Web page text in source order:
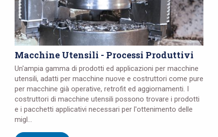
Macchine Utensili - Processi Produttivi
Un'ampia gamma di prodotti ed applicazioni per macchine
utensili, adatti per macchine nuove e costruttori come pure
per macchine già operative, retrofit ed aggiornamenti. I
costruttori di macchine utensili possono trovare i prodotti
e i pacchetti applicativi necessari per l'ottenimento delle
migl...
Se non sei ancora registrato, fallo ora: è gratis! Clicca qui!